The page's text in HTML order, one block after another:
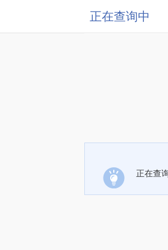
正在查询中
正在查